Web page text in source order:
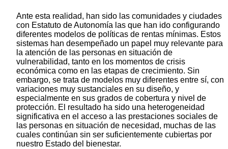
Ante esta realidad, han sido las comunidades y ciudades
con Estatuto de Autonomía las que han ido configurando
diferentes modelos de políticas de rentas mínimas. Estos
sistemas han desempeñado un papel muy relevante para
la atención de las personas en situación de
vulnerabilidad, tanto en los momentos de crisis
económica como en las etapas de crecimiento. Sin
embargo, se trata de modelos muy diferentes entre sí, con
variaciones muy sustanciales en su diseño, y
especialmente en sus grados de cobertura y nivel de
protección. El resultado ha sido una heterogeneidad
significativa en el acceso a las prestaciones sociales de
las personas en situación de necesidad, muchas de las
cuales continúan sin ser suficientemente cubiertas por
nuestro Estado del bienestar.